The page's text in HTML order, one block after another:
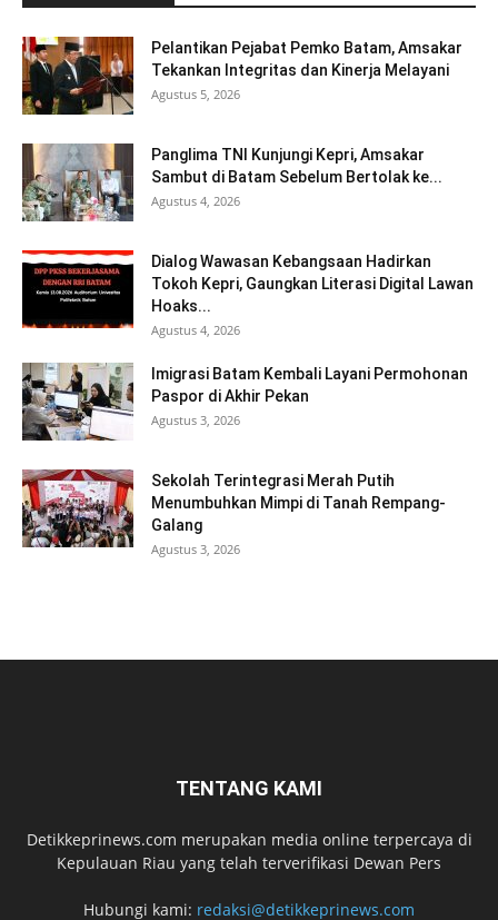
Pelantikan Pejabat Pemko Batam, Amsakar
Tekankan Integritas dan Kinerja Melayani
Agustus 5, 2026
Panglima TNI Kunjungi Kepri, Amsakar
Sambut di Batam Sebelum Bertolak ke...
Agustus 4, 2026
Dialog Wawasan Kebangsaan Hadirkan
Tokoh Kepri, Gaungkan Literasi Digital Lawan
Hoaks...
Agustus 4, 2026
Imigrasi Batam Kembali Layani Permohonan
Paspor di Akhir Pekan
Agustus 3, 2026
Sekolah Terintegrasi Merah Putih
Menumbuhkan Mimpi di Tanah Rempang-
Galang
Agustus 3, 2026
TENTANG KAMI
Detikkeprinews.com merupakan media online terpercaya di
Kepulauan Riau yang telah terverifikasi Dewan Pers
Hubungi kami: redaksi@detikkeprinews.com